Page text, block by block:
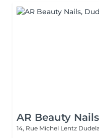
AR Beauty Nails
14, Rue Michel Lentz